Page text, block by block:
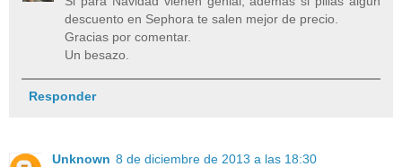
descuento en Sephora te salen mejor de precio.
Gracias por comentar.
Un besazo.
Responder
Unknown 8 de diciembre de 2013 a las 18:30